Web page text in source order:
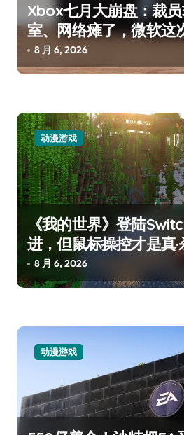
Xbox七月大崩盘：裁
室、网络瘫了，微软这
8 月 6, 2026
动漫游戏
《我的世界》登陆
进，但鼠标操控才是真·
8 月 6, 2026
动漫游戏